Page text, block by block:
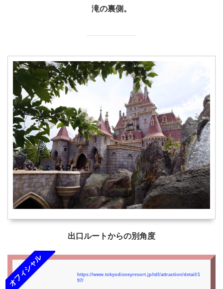
滝の裏側。
出口ルートからの別角度
オフィシャル
https://www.tokyodisneyresort.jp/tdl/attraction/detail/1
97/